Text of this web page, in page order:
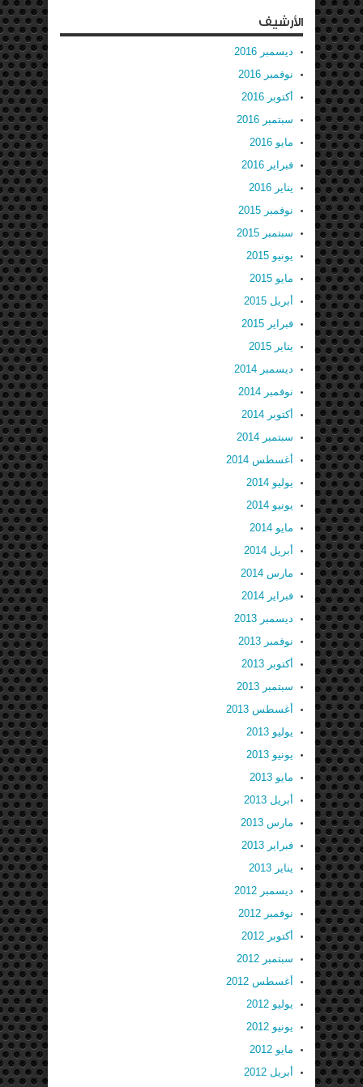
الأرشيف
ديسمبر 2016
نوفمبر 2016
أكتوبر 2016
سبتمبر 2016
مايو 2016
فبراير 2016
يناير 2016
نوفمبر 2015
سبتمبر 2015
يونيو 2015
مايو 2015
أبريل 2015
فبراير 2015
يناير 2015
ديسمبر 2014
نوفمبر 2014
أكتوبر 2014
سبتمبر 2014
أغسطس 2014
يوليو 2014
يونيو 2014
مايو 2014
أبريل 2014
مارس 2014
فبراير 2014
ديسمبر 2013
نوفمبر 2013
أكتوبر 2013
سبتمبر 2013
أغسطس 2013
يوليو 2013
يونيو 2013
مايو 2013
أبريل 2013
مارس 2013
فبراير 2013
يناير 2013
ديسمبر 2012
نوفمبر 2012
أكتوبر 2012
سبتمبر 2012
أغسطس 2012
يوليو 2012
يونيو 2012
مايو 2012
أبريل 2012